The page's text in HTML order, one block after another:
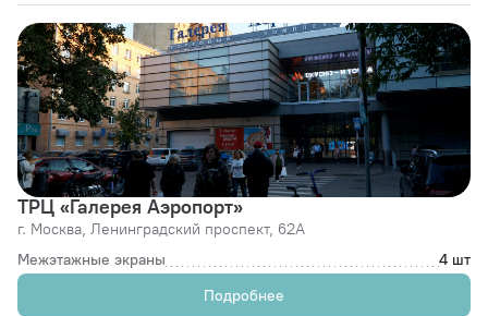
ТРЦ «Галерея Аэропорт»
г. Москва, Ленинградский проспект, 62А
Межэтажные экраны
4 шт
Подробнее